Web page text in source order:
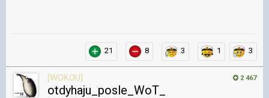
21 8 3 1 3
2 467
[WOKOU]
otdyhaju_posle_WoT_